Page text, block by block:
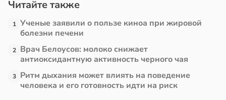
Читайте также
1 Ученые заявили о пользе киноа при жировой
болезни печени
2 Врач Белоусов: молоко снижает
антиоксидантную активность черного чая
3 Ритм дыхания может влиять на поведение
человека и его готовность идти на риск